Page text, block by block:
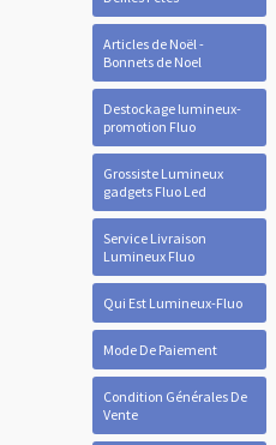
Articles de Noël -
Bonnets de Noel
Destockage lumineux-
promotion Fluo
Grossiste Lumineux
gadgets Fluo Led
Service Livraison
Lumineux Fluo
Qui Est Lumineux-Fluo
Mode De Paiement
Condition Générales De
Vente